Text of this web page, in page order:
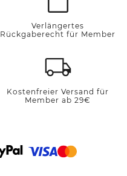
Verlängertes
Rückgaberecht für Member
Kostenfreier Versand für
Member ab 29€